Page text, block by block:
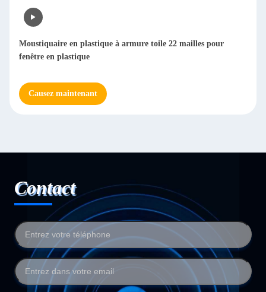
Moustiquaire en plastique à armure toile 22 mailles pour
fenêtre en plastique
Causez maintenant
Contact